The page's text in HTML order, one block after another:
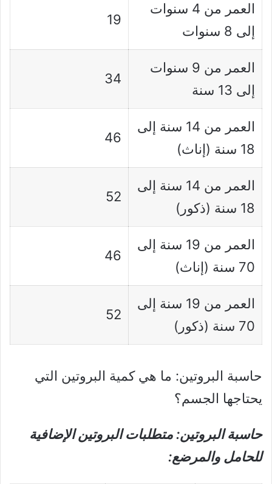
العمر من 4 سنوات
إلى 8 سنوات
19
العمر من 9 سنوات
إلى 13 سنة
34
العمر من 14 سنة إلى
18 سنة (إناث)
46
العمر من 14 سنة إلى
18 سنة (ذكور)
52
العمر من 19 سنة إلى
70 سنة (إناث)
46
العمر من 19 سنة إلى
70 سنة (ذكور)
52
حاسبة البروتين: ما هي كمية البروتين التي
يحتاجها الجسم؟
حاسبة البروتين: متطلبات البروتين الإضافية
للحامل والمرضع: